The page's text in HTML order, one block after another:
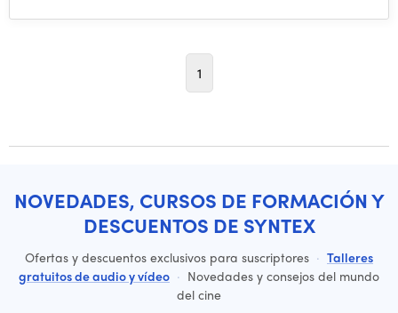
1
NOVEDADES, CURSOS DE FORMACIÓN Y
DESCUENTOS DE SYNTEX
Ofertas y descuentos exclusivos para suscriptores · Talleres
gratuitos de audio y vídeo · Novedades y consejos del mundo
del cine